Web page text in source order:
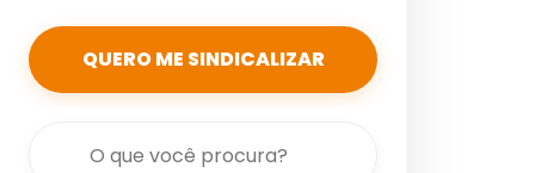
QUERO ME SINDICALIZAR